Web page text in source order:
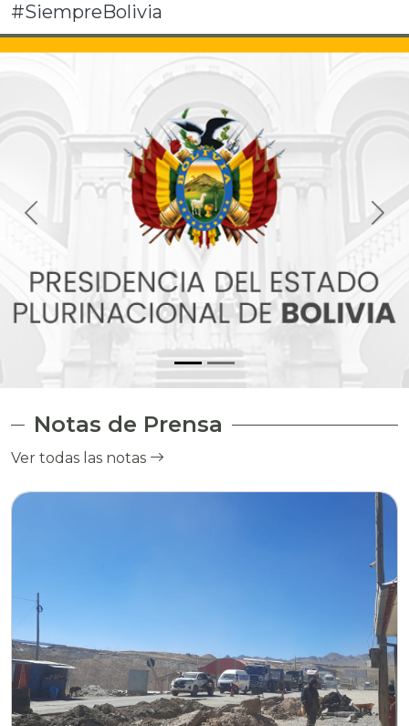
#SiempreBolivia
Notas de Prensa
Ver todas las notas